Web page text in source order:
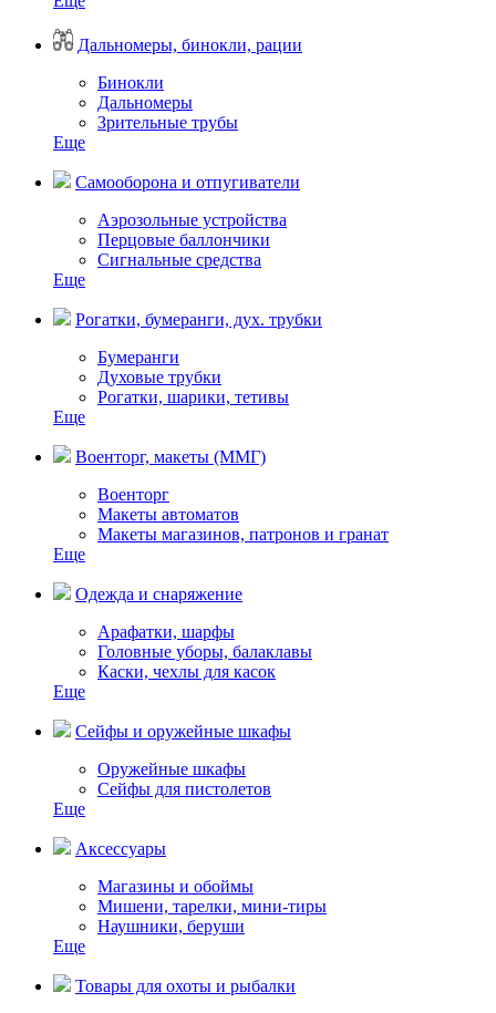
Дальномеры, бинокли, рации
Бинокли
Дальномеры
Зрительные трубы
Еще
Самооборона и отпугиватели
Аэрозольные устройства
Перцовые баллончики
Сигнальные средства
Еще
Рогатки, бумеранги, дух. трубки
Бумеранги
Духовые трубки
Рогатки, шарики, тетивы
Еще
Военторг, макеты (ММГ)
Военторг
Макеты автоматов
Макеты магазинов, патронов и гранат
Еще
Одежда и снаряжение
Арафатки, шарфы
Головные уборы, балаклавы
Каски, чехлы для касок
Еще
Сейфы и оружейные шкафы
Оружейные шкафы
Сейфы для пистолетов
Еще
Аксессуары
Магазины и обоймы
Мишени, тарелки, мини-тиры
Наушники, беруши
Еще
Товары для охоты и рыбалки